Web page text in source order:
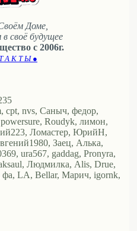
Доме,
своё будущее
с 2006г.
А К Т Ы ●
cpt, nvs, Саныч, федор,
Roudyk, лимон,
Ломастер, ЮрийН,
Заец, Алька,
ura567, gaddag, Pronyra,
Людмилка, Alis, Drue,
фа, LA, Bellar, Марич, igornk,